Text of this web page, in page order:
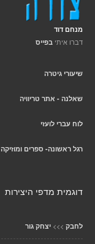
מנחם דוד
דברו איתי בפייס
שיעורי גיטרה
שאלנה - אתר טריוויה
לוח עברי לועזי
רגל ראשונה- ספרים ומוזיקה
דוגמית מדפי היצירות
לחבק >>> יצחק גור